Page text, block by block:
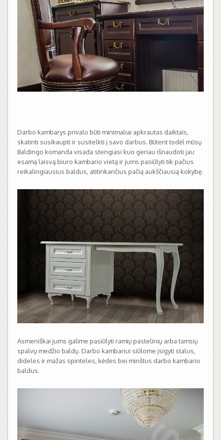
Darbo kambarys privalo būti minimaliai apkrautas daiktais,
skatinti susikaupti ir susitelkti į savo darbus. Būtent todėl mūsų
Baldingo komanda visada stengiasi kuo geriau išnaudoti jau
esamą laisvą biuro kambario vietą ir jums pasiūlyti tik pačius
reikalingiausius baldus, atitinkančius pačią aukščiausią kokybę.
Asmeniškai jums galime pasiūlyti ramių pastelinių arba tamsių
spalvų medžio baldų. Darbo kambariui siūlome įsigyti stalus,
dideles ir mažas spinteles, kėdes bei minštus darbo kambario
baldus.